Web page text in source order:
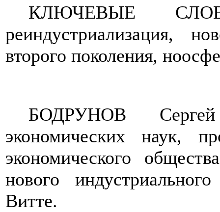
КЛЮЧЕВЫЕ
реиндустриализация,
второго поколения,
БОДРУНОВ
экономических наук,
экономического
нового
Витте.